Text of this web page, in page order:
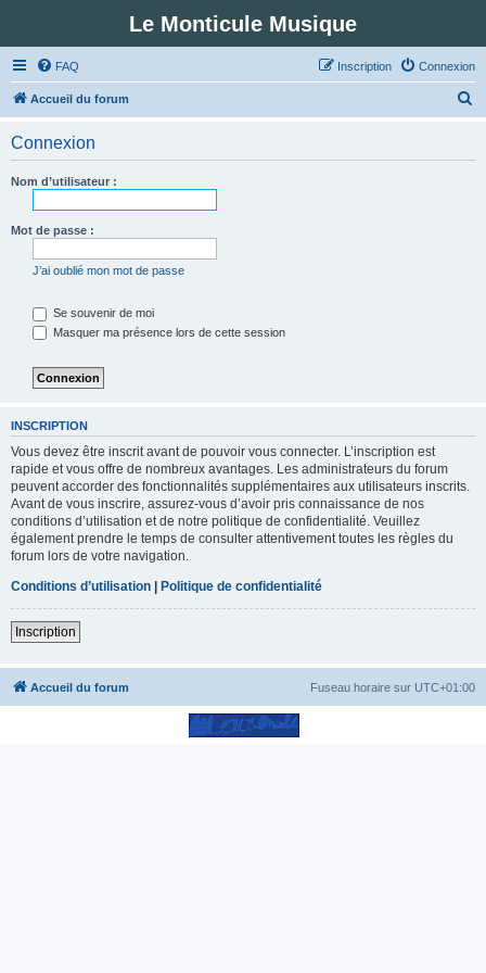
Le Monticule Musique
FAQ Connexion
Inscription
Accueil du forum
Connexion
Nom d’utilisateur :
Mot de passe :
J’ai oublié mon mot de passe
Se souvenir de moi
Masquer ma présence lors de cette session
INSCRIPTION
Vous devez être inscrit avant de pouvoir vous connecter. L’inscription est
rapide et vous offre de nombreux avantages. Les administrateurs du forum
peuvent accorder des fonctionnalités supplémentaires aux utilisateurs inscrits.
Avant de vous inscrire, assurez-vous d’avoir pris connaissance de nos
conditions d’utilisation et de notre politique de confidentialité. Veuillez
également prendre le temps de consulter attentivement toutes les règles du
forum lors de votre navigation.
Conditions d’utilisation | Politique de confidentialité
Inscription
Accueil du forum Fuseau horaire sur UTC+01:00